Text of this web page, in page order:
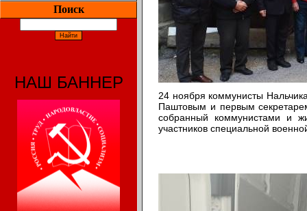
Поиск
НАШ БАННЕР
24 ноября коммунисты
Паштовым и первым
собранный коммунистами и
участников специальной